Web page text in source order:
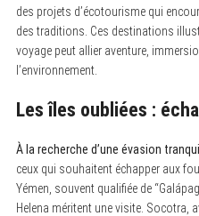
des projets d’écotourisme qui
des traditions. Ces destinations
voyage peut allier aventure,
l’environnement.
Les îles oubliées :
À la recherche d’une évasion
ceux qui souhaitent échapper aux
Yémen, souvent qualifiée de
Helena méritent une visite. Socotra,